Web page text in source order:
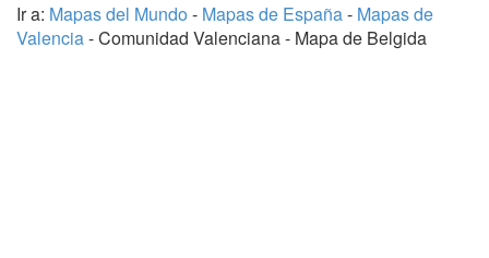
Ir a: Mapas del Mundo - Mapas de España- Mapas de
Valencia- Comunidad Valenciana - Mapa de Belgida